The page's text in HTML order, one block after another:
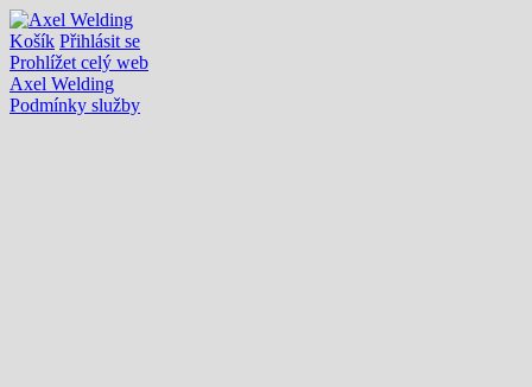
Košík Přihlásit se
Prohlížet celý web
Axel Welding
Podmínky služby